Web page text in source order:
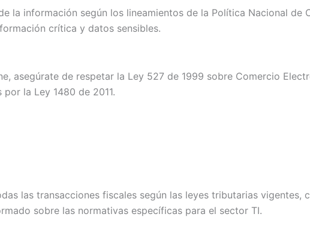
la información según los lineamientos de la Política Nacional de
crítica y datos sensibles.
asegúrate de respetar la Ley 527 de 1999 sobre Comercio
la Ley 1480 de 2011.
las transacciones fiscales según las leyes tributarias vigentes,
sobre las normativas específicas para el sector TI.